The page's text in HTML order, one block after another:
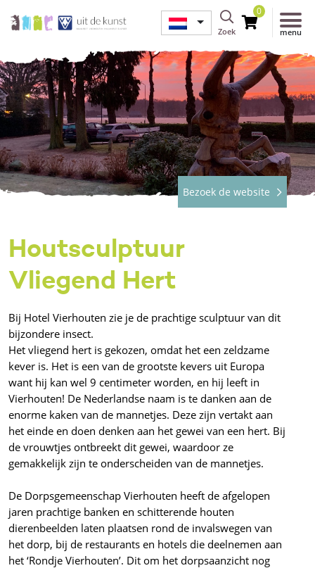
Zoek
0
menu
Bezoek de website
Houtsculptuur
Vliegend Hert
Bij Hotel Vierhouten zie je de prachtige sculptuur van dit
bijzondere insect.
Het vliegend hert is gekozen, omdat het een zeldzame
kever is. Het is een van de grootste kevers uit Europa
want hij kan wel 9 centimeter worden, en hij leeft in
Vierhouten! De Nederlandse naam is te danken aan de
enorme kaken van de mannetjes. Deze zijn vertakt aan
het einde en doen denken aan het gewei van een hert. Bij
de vrouwtjes ontbreekt dit gewei, waardoor ze
gemakkelijk zijn te onderscheiden van de mannetjes.
De Dorpsgemeenschap Vierhouten heeft de afgelopen
jaren prachtige banken en schitterende houten
dierenbeelden laten plaatsen rond de invalswegen van
het dorp, bij de restaurants en hotels die deelnemen aan
het ‘Rondje Vierhouten’. Dit om het dorpsaanzicht nog